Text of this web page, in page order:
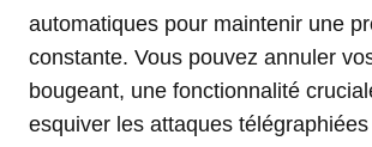
automatiques pour maintenir une
constante. Vous pouvez annuler
bougeant, une fonctionnalité
esquiver les attaques